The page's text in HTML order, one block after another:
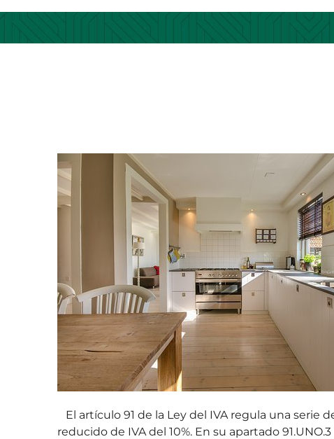
El artículo 91 de la Ley del IVA regula una serie
reducido de IVA del 10%. En su apartado